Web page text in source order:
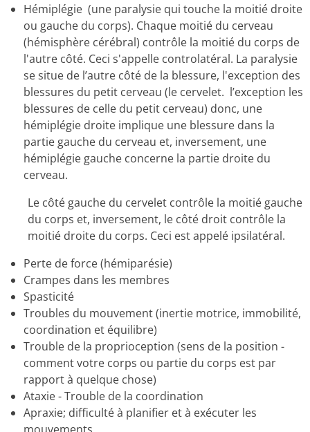
Hémiplégie (une paralysie qui touche la moitié droite
ou gauche du corps). Chaque moitié du cerveau
(hémisphère cérébral) contrôle la moitié du corps de
l'autre côté. Ceci s'appelle controlatéral. La paralysie
se situe de l’autre côté de la blessure, l'exception des
blessures du petit cerveau (le cervelet. l’exception les
blessures de celle du petit cerveau) donc, une
hémiplégie droite implique une blessure dans la
partie gauche du cerveau et, inversement, une
hémiplégie gauche concerne la partie droite du
cerveau.
Le côté gauche du cervelet contrôle la moitié gauche
du corps et, inversement, le côté droit contrôle la
moitié droite du corps. Ceci est appelé ipsilatéral.
Perte de force (hémiparésie)
Crampes dans les membres
Spasticité
Troubles du mouvement (inertie motrice, immobilité,
coordination et équilibre)
Trouble de la proprioception (sens de la position -
comment votre corps ou partie du corps est par
rapport à quelque chose)
Ataxie - Trouble de la coordination
Apraxie; difficulté à planifier et à exécuter les